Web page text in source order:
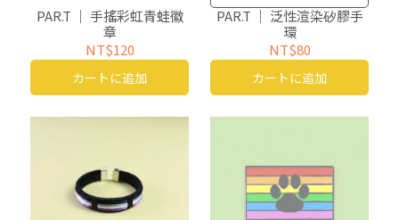
PAR.T ｜ 手搖彩虹青蛙徽
章
NT$120
カートに追加
PAR.T ｜ 泛性渲染矽膠手
環
NT$80
カートに追加